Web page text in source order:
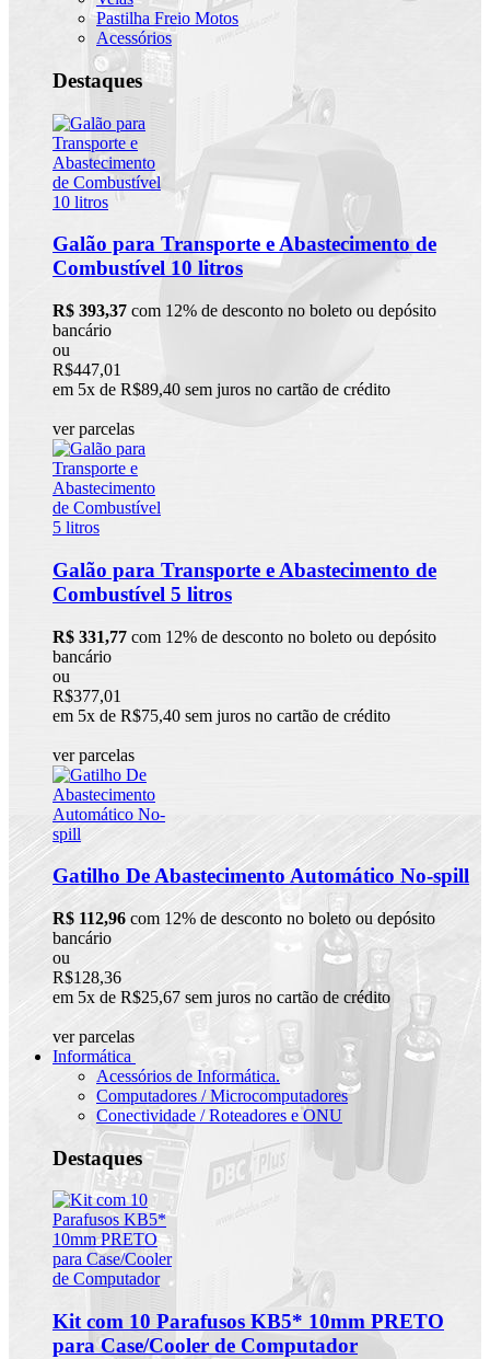
Pastilha Freio Motos
Acessórios
Destaques
Galão para Transporte e Abastecimento de
Combustível 10 litros
R$ 393,37 com 12% de desconto no boleto ou depósito
bancário
ou
R$447,01
em 5x de R$89,40 sem juros no cartão de crédito
ver parcelas
Galão para Transporte e Abastecimento de
Combustível 5 litros
R$ 331,77 com 12% de desconto no boleto ou depósito
bancário
ou
R$377,01
em 5x de R$75,40 sem juros no cartão de crédito
ver parcelas
Gatilho De Abastecimento Automático No-spill
R$ 112,96 com 12% de desconto no boleto ou depósito
bancário
ou
R$128,36
em 5x de R$25,67 sem juros no cartão de crédito
ver parcelas
Informática
Acessórios de Informática.
Computadores / Microcomputadores
Conectividade / Roteadores e ONU
Destaques
Kit com 10 Parafusos KB5* 10mm PRETO
para Case/Cooler de Computador